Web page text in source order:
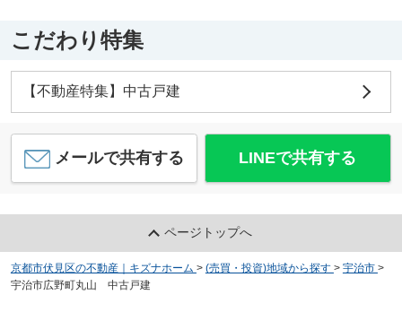
こだわり特集
【不動産特集】中古戸建
メールで共有する LINEで共有する
ページトップへ
京都市伏見区の不動産｜キズナホーム > (売買・投資)地域から探す > 宇治市 >
宇治市広野町丸山 中古戸建